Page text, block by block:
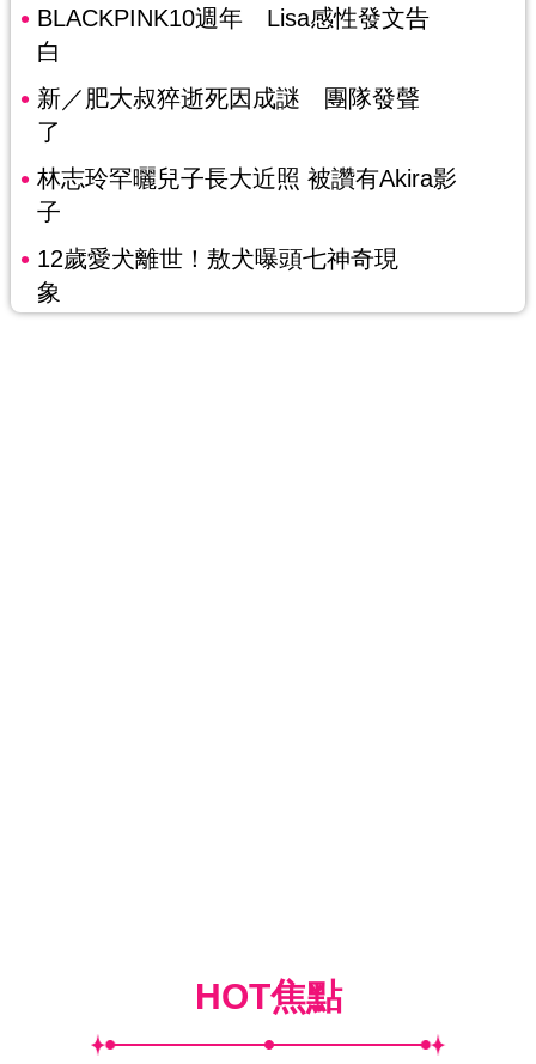
BLACKPINK10週年 Lisa感性發文告
白
新／肥大叔猝逝死因成謎 團隊發聲
了
林志玲罕曬兒子長大近照 被讚有Akira影
子
12歲愛犬離世！敖犬曝頭七神奇現
象
HOT焦點